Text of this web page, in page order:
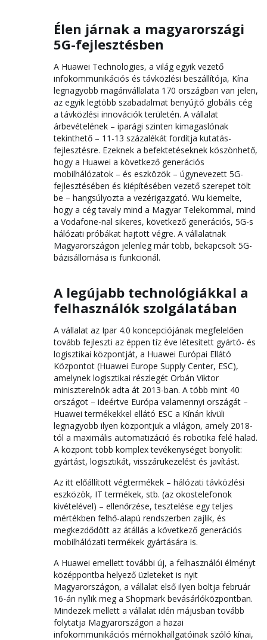
Élen járnak a magyarországi
5G-fejlesztésben
A Huawei Technologies, a világ egyik vezető
infokommunikációs és távközlési beszállítója, Kína
legnagyobb magánvállalata 170 országban van jelen,
az egyik legtöbb szabadalmat benyújtó globális cég
a távközlési innovációk területén. A vállalat
árbevételének – iparági szinten kimagaslónak
tekinthető – 11-13 százalékát fordítja kutatás-
fejlesztésre. Ezeknek a befektetéseknek köszönhető,
hogy a Huawei a következő generációs
mobilhálózatok – és eszközök – úgynevezett 5G-
fejlesztésében és kiépítésében vezető szerepet tölt
be – hangsúlyozta a vezérigazgató. Wu kiemelte,
hogy a cég tavaly mind a Magyar Telekommal, mind
a Vodafone-nal sikeres, következő generációs, 5G-s
hálózati próbákat hajtott végre. A vállalatnak
Magyarországon jelenleg már több, bekapcsolt 5G-
bázisállomása is funkcionál.
A legújabb technológiákkal a
felhasználók szolgálatában
A vállalat az Ipar 4.0 koncepciójának megfelelően
tovább fejleszti az éppen tíz éve létesített gyártó- és
logisztikai központját, a Huawei Európai Ellátó
Központot (Huawei Europe Supply Center, ESC),
amelynek logisztikai részlegét Orbán Viktor
miniszterelnök adta át 2013-ban. A több mint 40
országot – ideértve Európa valamennyi országát –
Huawei termékekkel ellátó ESC a Kínán kívüli
legnagyobb ilyen központjuk a világon, amely 2018-
tól a maximális automatizáció és robotika felé halad.
A központ több komplex tevékenységet bonyolít:
gyártást, logisztikát, visszárukezelést és javítást.
Az itt előállított végtermékek – hálózati távközlési
eszközök, IT termékek, stb. (az okostelefonok
kivételével) – ellenőrzése, tesztelése egy teljes
mértékben felhő-alapú rendszerben zajlik, és
megkezdődött az átállás a következő generációs
mobilhálózati termékek gyártására is.
A Huawei emellett további új, a felhasználói élményt
középpontba helyező üzleteket is nyit
Magyarországon, a vállalat első ilyen boltja február
16-án nyílik meg a Shopmark bevásárlóközpontban.
Mindezek mellett a vállalat idén májusban tovább
folytatja Magyarországon a hazai
infokommunikációs mérnökhallgatóinak szóló kínai,